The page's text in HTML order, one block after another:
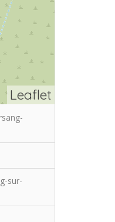
Leaflet
sur-